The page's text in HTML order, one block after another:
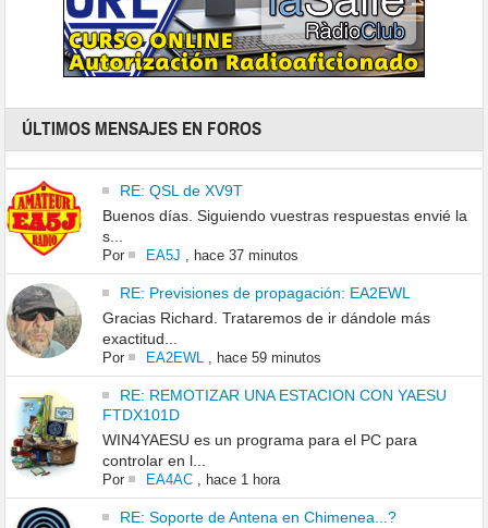
ÚLTIMOS MENSAJES EN FOROS
RE: QSL de XV9T
Buenos días. Siguiendo vuestras respuestas envié la
s...
Por EA5J , hace 37 minutos
RE: Previsiones de propagación: EA2EWL
Gracias Richard. Trataremos de ir dándole más
exactitud...
Por EA2EWL, hace 59 minutos
RE: REMOTIZAR UNA ESTACION CON YAESU
FTDX101D
WIN4YAESU es un programa para el PC para
controlar en l...
Por EA4AC, hace 1 hora
RE: Soporte de Antena en Chimenea...?